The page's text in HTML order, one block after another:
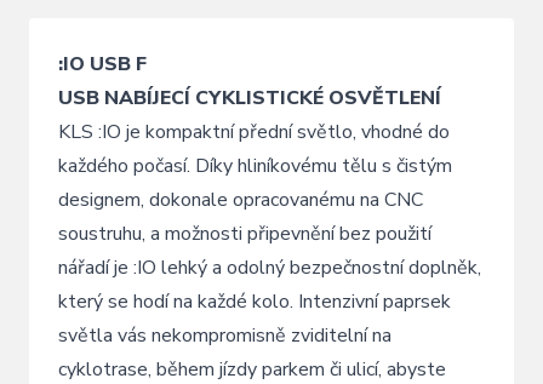
:IO USB F
USB NABÍJECÍ CYKLISTICKÉ OSVĚTLENÍ
KLS :IO je kompaktní přední světlo, vhodné do
každého počasí. Díky hliníkovému tělu s čistým
designem, dokonale opracovanému na CNC
soustruhu, a možnosti připevnění bez použití
nářadí je :IO lehký a odolný bezpečnostní doplněk,
který se hodí na každé kolo. Intenzivní paprsek
světla vás nekompromisně zviditelní na
cyklotrase, během jízdy parkem či ulicí, abyste